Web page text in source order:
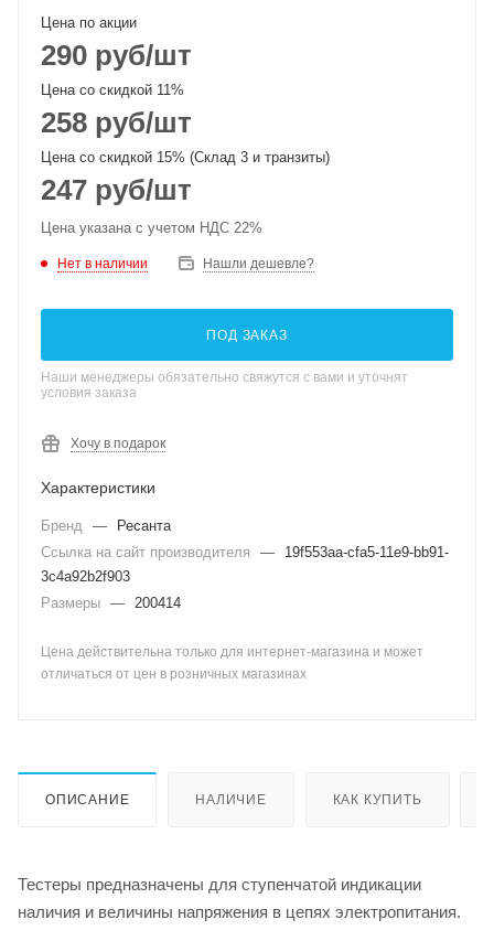
Цена по акции
290 руб/шт
Цена со скидкой 11%
258 руб/шт
Цена со скидкой 15% (Склад 3 и транзиты)
247 руб/шт
Цена указана с учетом НДС 22%
Нет в наличии Нашли дешевле?
ПОД ЗАКАЗ
Наши менеджеры обязательно свяжутся с вами и уточнят
условия заказа
Хочу в подарок
Характеристики
Бренд —
Ресанта
Ссылка на сайт производителя
—
19f553aa-cfa5-11e9-bb91-
3c4a92b2f903
Размеры — 200414
Цена действительна только для интернет-магазина и может
отличаться от цен в розничных магазинах
ОПИСАНИЕ НАЛИЧИЕ КАК КУПИТЬ
Тестеры предназначены для ступенчатой индикации
наличия и величины напряжения в цепях электропитания.